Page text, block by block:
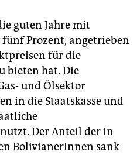
guten Jahre mit
Prozent, angetrieben
für die
bieten hat. Die
und Ölsektor
in die Staatskasse und
Der Anteil der in
BolivianerInnen sank